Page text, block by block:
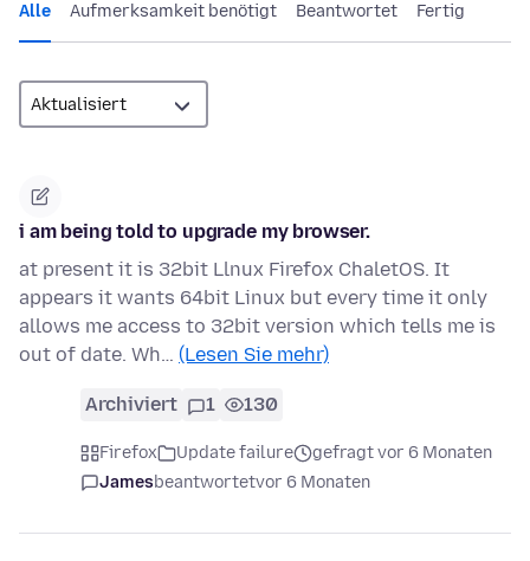
Alle Aufmerksamkeit benötigt Beantwortet Fertig
i am being told to upgrade my browser.
at present it is 32bit Llnux Firefox ChaletOS. It
appears it wants 64bit Linux but every time it only
allows me access to 32bit version which tells me is
out of date. Wh… (Lesen Sie mehr)
Archiviert 1 130
Firefox Update failure
gefragt vor 6 Monaten
Jamesbeantwortetvor 6 Monaten